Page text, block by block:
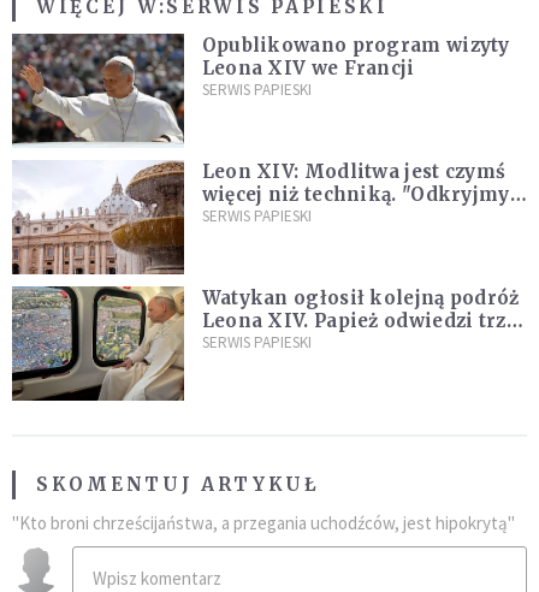
WIĘCEJ W:SERWIS PAPIESKI
Opublikowano program wizyty
Leona XIV we Francji
SERWIS PAPIESKI
Leon XIV: Modlitwa jest czymś
więcej niż techniką. "Odkryjmy
ją na nowo"
SERWIS PAPIESKI
Watykan ogłosił kolejną podróż
Leona XIV. Papież odwiedzi trzy
kraje Ameryki Południowej
SERWIS PAPIESKI
SKOMENTUJ ARTYKUŁ
"Kto broni chrześcijaństwa, a przegania uchodźców, jest hipokrytą"